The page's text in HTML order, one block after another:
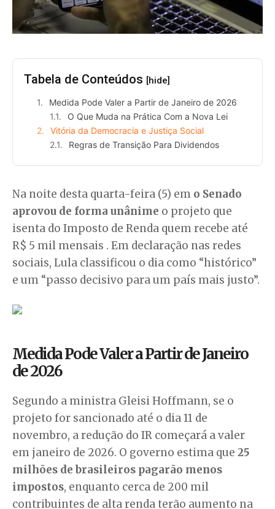
Tabela de Conteúdos [hide]
Medida Pode Valer a Partir de Janeiro de 2026
O Que Muda na Prática Com a Nova Lei
Vitória da Democracia e Justiça Social
Regras de Transição Para Dividendos
Na noite desta quarta-feira (5) em o Senado
aprovou de forma unânime o projeto que
isenta do Imposto de Renda quem recebe até
R$ 5 mil mensais . Em declaração nas redes
sociais, Lula classificou o dia como “histórico”
e um “passo decisivo para um país mais justo”.
Medida Pode Valer a Partir de Janeiro
de 2026
Segundo a ministra Gleisi Hoffmann, se o
projeto for sancionado até o dia 11 de
novembro, a redução do IR começará a valer
em janeiro de 2026. O governo estima que 25
milhões de brasileiros pagarão menos
impostos, enquanto cerca de 200 mil
contribuintes de alta renda terão aumento na